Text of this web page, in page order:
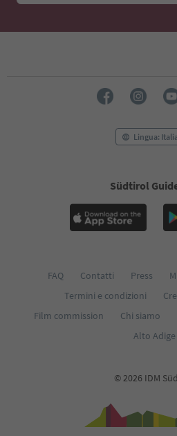
Lingua:
Südtirol
FAQ Contatti Press
Termini e condizioni
Film commission
Chi siamo
Alto Adige
© 2026 IDM